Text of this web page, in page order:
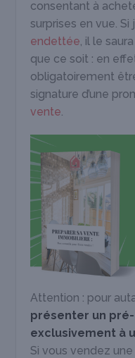
consentant à
surprises en vue. Si
endettée, il le
que ce soit : en
obligatoirement
signature d’une
vente.
Attention : pour
présenter un
exclusivement à
Si vous vendez